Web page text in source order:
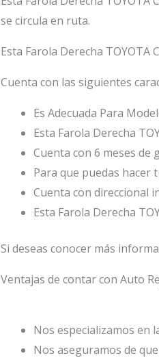
se circula en ruta.
Esta Farola Derecha
Cuenta con las siguientes
Es Adecuada Para
Esta Farola Derecha
Cuenta con 6 meses
Para que puedas hacer
Cuenta con direccional
Esta Farola Derecha
Si deseas conocer más
Ventajas de contar con Auto
Nos especializamos en
Nos aseguramos de